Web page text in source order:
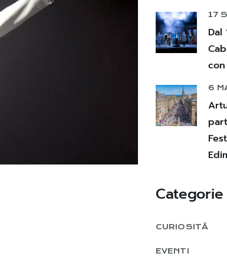
17
Dal
6
Categorie
CURIOSITÁ
EVENTI